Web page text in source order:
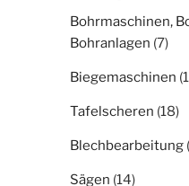
Bohrmaschinen,
Bohranlagen (7)
Biegemaschinen
Tafelscheren (18)
Blechbearbeitung
Sägen (14)